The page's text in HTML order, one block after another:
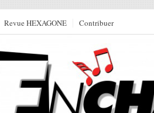
Revue HEXAGONE Contribuer